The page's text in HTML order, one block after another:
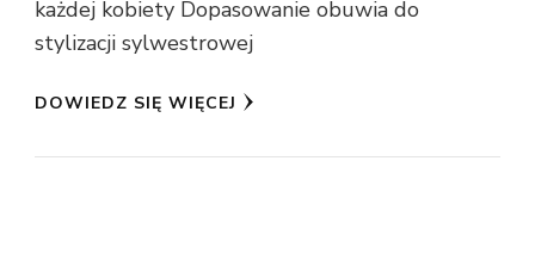
każdej kobiety Dopasowanie obuwia do
stylizacji sylwestrowej
DOWIEDZ SIĘ WIĘCEJ